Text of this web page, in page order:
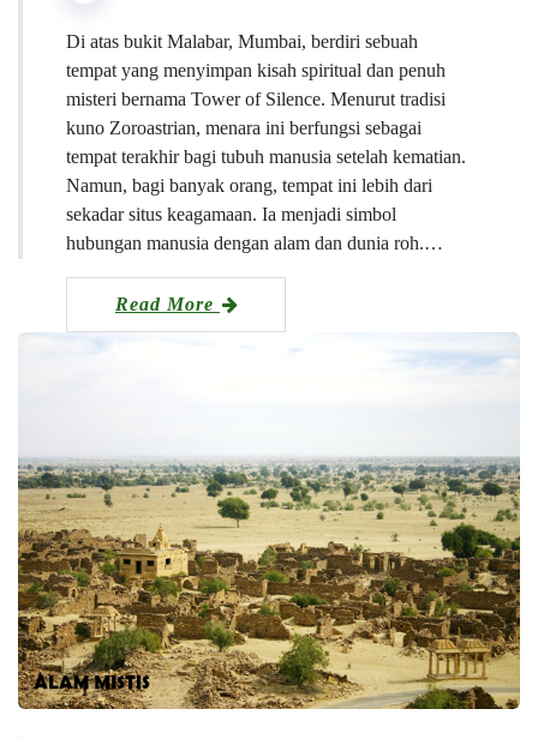
Di atas bukit Malabar, Mumbai, berdiri sebuah
tempat yang menyimpan kisah spiritual dan penuh
misteri bernama Tower of Silence. Menurut tradisi
kuno Zoroastrian, menara ini berfungsi sebagai
tempat terakhir bagi tubuh manusia setelah kematian.
Namun, bagi banyak orang, tempat ini lebih dari
sekadar situs keagamaan. Ia menjadi simbol
hubungan manusia dengan alam dan dunia roh.…
Read More